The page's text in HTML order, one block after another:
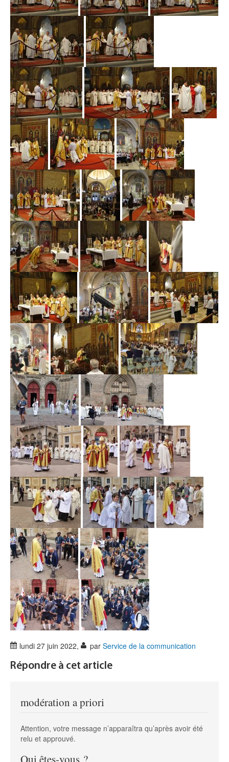
lundi 27 juin 2022, par Service de la communication
Répondre à cet article
modération a priori
Attention, votre message n’apparaîtra qu’après avoir été
relu et approuvé.
Qui êtes-vous ?